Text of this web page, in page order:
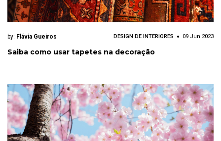
by: Flávia Gueiros DESIGN DE INTERIORES 09 Jun 2023
Saiba como usar tapetes na decoração